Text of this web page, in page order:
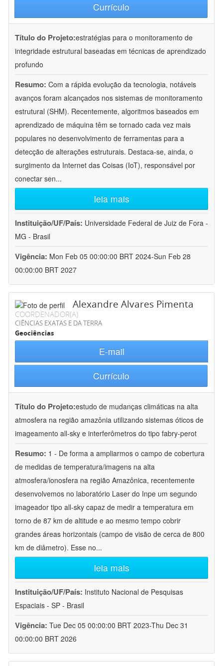
Currículo
Título do Projeto:estratégias para o monitoramento de
integridade estrutural baseadas em técnicas de aprendizado
profundo
Resumo: Com a rápida evolução da tecnologia, notáveis
avanços foram alcançados nos sistemas de monitoramento
estrutural (SHM). Recentemente, algoritmos baseados em
aprendizado de máquina têm se tornado cada vez mais
populares no desenvolvimento de ferramentas para a
detecção de alterações estruturais. Destaca-se, ainda, o
surgimento da Internet das Coisas (IoT), responsável por
conectar sen...
leia mais
Instituição/UF/País: Universidade Federal de Juiz de Fora -
MG - Brasil
Vigência: Mon Feb 05 00:00:00 BRT 2024-Sun Feb 28
00:00:00 BRT 2027
Alexandre Alvares Pimenta
COORDENADOR(A)
CIÊNCIAS EXATAS E DA TERRA
Geociências
E-mail
Currículo
Título do Projeto:estudo de mudanças climáticas na alta
atmosfera na região amazônia utilizando sistemas óticos de
imageamento all-sky e interferômetros do tipo fabry-perot
Resumo: 1 - De forma a ampliarmos o campo de cobertura
de medidas de temperatura/imagens na alta
atmosfera/ionosfera na região Amazônica, recentemente
desenvolvemos no laboratório Laser do Inpe um segundo
imageador tipo all-sky capaz de medir a temperatura em
torno de 87 km de altitude e ao mesmo tempo cobrir
grandes áreas horizontais (campo de visão de cerca de 800
km de diâmetro). Esse no...
leia mais
Instituição/UF/País: Instituto Nacional de Pesquisas
Espaciais - SP - Brasil
Vigência: Tue Dec 05 00:00:00 BRT 2023-Thu Dec 31
00:00:00 BRT 2026